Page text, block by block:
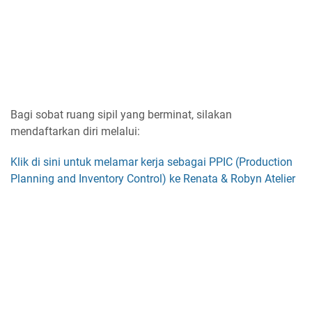
Bagi sobat ruang sipil yang berminat, silakan
mendaftarkan diri melalui:
Klik di sini untuk melamar kerja sebagai PPIC (Production
Planning and Inventory Control) ke Renata & Robyn Atelier